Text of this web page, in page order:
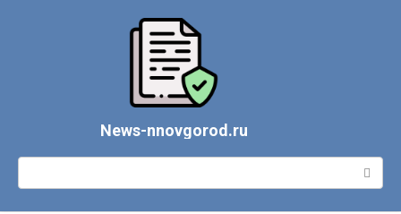
News-nnovgorod.ru
Поиск: